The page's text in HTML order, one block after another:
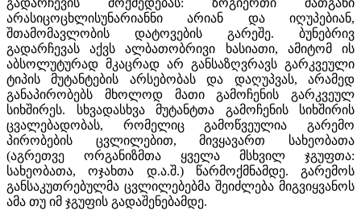
არასიცოცხლისუნარიანნი არიან და იღუპებიან,
შთამომავლობის დატოვების გარეშე. ბუნებრივ
გადარჩევას აქვს ალბათობრივი ხასიათი, ამიტომ ის
აბსოლუტურად მკაცრად არ განსაზღვრავს გარკვეული
ტიპის მუტანტების არსებობას და დაღუპვას, არამედ
განაპირობებს მხოლოდ მათი გამოჩენის გარკვეულ
სიხშირეს. სხვადასხვა მუტანტთა გამოჩენის სიხშირის
ცვალებადობას, რომელიც გამოწვეულია გარემო
პირობების ცვლილებით, მივყავართ სახეობათა
(აგრეთვე ორგანიზმთა ყველა მსხვილ ჯგუფთა:
სახეობათა, ოჯახთა დ.ა.შ.) წარმოქმნამდე. გარემოს
განსაკუთრებულმა ცვლილებებმა შეიძლება მიგვიყვანოს
ამა თუ იმ ჯგუფის გადაშენებამდე.